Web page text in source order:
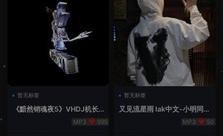
暂无标签
《黯然销魂夜5》VHDJ机长
999
暂无标签
又见流星雨 lak中文-小明同学
50